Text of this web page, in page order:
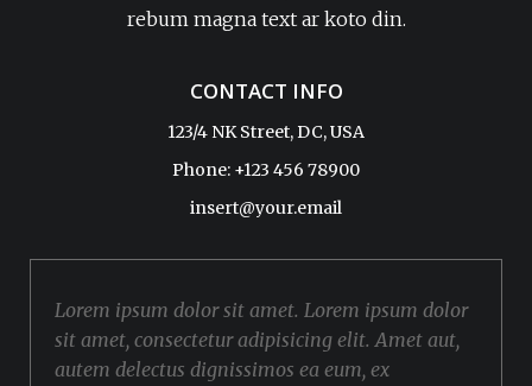
rebum magna text ar koto din.
CONTACT INFO
123/4 NK Street, DC, USA
Phone: +123 456 78900
insert@your.email
Lorem ipsum dolor sit amet. Lorem ipsum dolor
sit amet, consectetur adipisicing elit. Amet aut,
autem delectus dignissimos ea eum, ex